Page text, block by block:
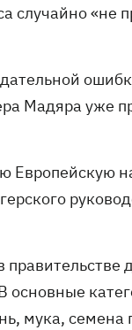
случайно «не
Мадяра уже
Европейскую
основные
мука, семена